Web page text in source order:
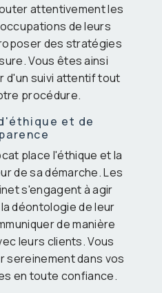
attentivement les
de leurs
des stratégies
Vous êtes ainsi
d'un suivi attentif tout
procédure.
et de
place l'éthique et la
de sa démarche. Les
s'engagent à agir
déontologie de leur
de manière
leurs clients. Vous
sereinement dans vos
en toute confiance.